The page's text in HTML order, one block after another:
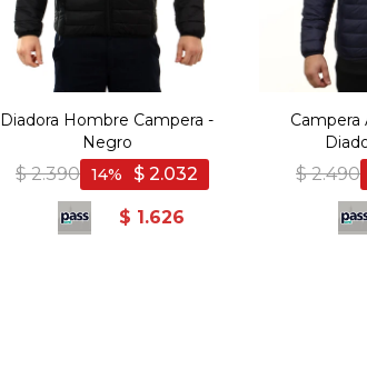
Diadora Hombre Campera -
Negro
$ 2.390 $ 2.032
14
$ 1.626
$ 2.490